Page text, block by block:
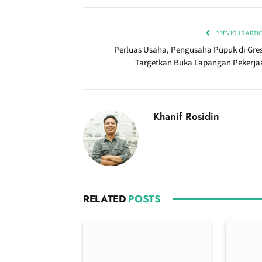
PREVIOUS
Perluas Usaha, Pengusaha Pupuk di
Targetkan Buka Lapangan
Khanif Rosidin
RELATED POSTS